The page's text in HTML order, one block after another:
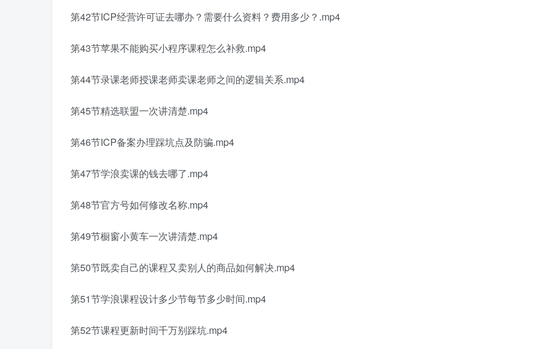
第42节ICP经营许可证去哪办？需要什么资料？费用多少？.mp4
第43节苹果不能购买小程序课程怎么补救.mp4
第44节录课老师授课老师卖课老师之间的逻辑关系.mp4
第45节精选联盟一次讲清楚.mp4
第46节ICP备案办理踩坑点及防骗.mp4
第47节学浪卖课的钱去哪了.mp4
第48节官方号如何修改名称.mp4
第49节橱窗小黄车一次讲清楚.mp4
第50节既卖自己的课程又卖别人的商品如何解决.mp4
第51节学浪课程设计多少节每节多少时间.mp4
第52节课程更新时间千万别踩坑.mp4